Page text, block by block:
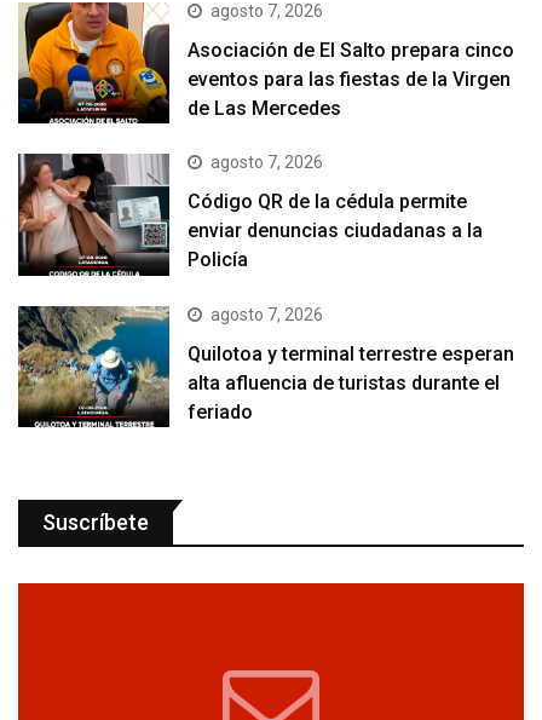
agosto 7, 2026
Asociación de El Salto prepara cinco
eventos para las fiestas de la Virgen
de Las Mercedes
agosto 7, 2026
Código QR de la cédula permite
enviar denuncias ciudadanas a la
Policía
agosto 7, 2026
Quilotoa y terminal terrestre esperan
alta afluencia de turistas durante el
feriado
Suscríbete